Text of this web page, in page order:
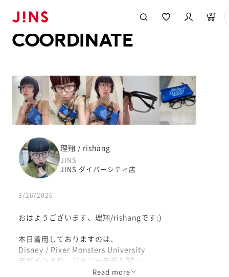
0
COORDINATE
理翔 / rishang
JINS
JINS ダイバーシティ店
3/26/2026
おはようございます、理翔/rishangです:)
本日着用しておりますのは、
Disney / Pixer Monsters University
デザインより、ジョニーモデル🐮
Read more